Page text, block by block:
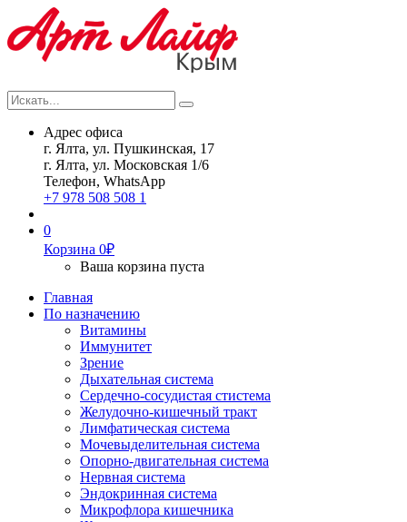
Search
Адрес офиса
г. Ялта, ул. Пушкинская, 17
г. Ялта, ул. Московская 1/6
Телефон, WhatsApp
+7 978 508 508 1
0
Корзина 0₽
Ваша корзина пуста
Главная
По назначению
Витамины
Иммунитет
Зрение
Дыхательная система
Сердечно-сосудистая стистема
Желудочно-кишечный тракт
Лимфатическая система
Мочевыделительная система
Опорно-двигательная система
Нервная система
Эндокринная система
Микрофлора кишечника